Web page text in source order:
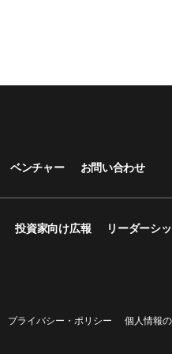
ベンチャー お問い合わせ
投資家向け広報 リーダーシ
プライバシー・ポリシー 個人情報